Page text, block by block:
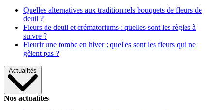
Quelles alternatives aux traditionnels bouquets de fleurs de
deuil ?
Fleurs de deuil et crématoriums : quelles sont les règles à
suivre ?
Fleurir une tombe en hiver : quelles sont les fleurs qui ne
gèlent pas ?
Actualités
Nos actualités